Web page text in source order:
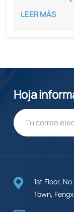
de alta pureza
%
LEER MÁS
Hoja
1st Floor,
Town,